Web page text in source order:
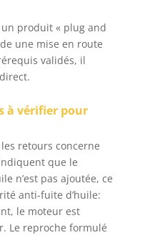
ainsi que
AVR
de la
qui
un produit « plug and
une mise en route
validés, il
à vérifier pour
retours concerne
que le
n’est pas ajoutée, ce
anti-fuite d’huile:
le moteur est
Le reproche formulé